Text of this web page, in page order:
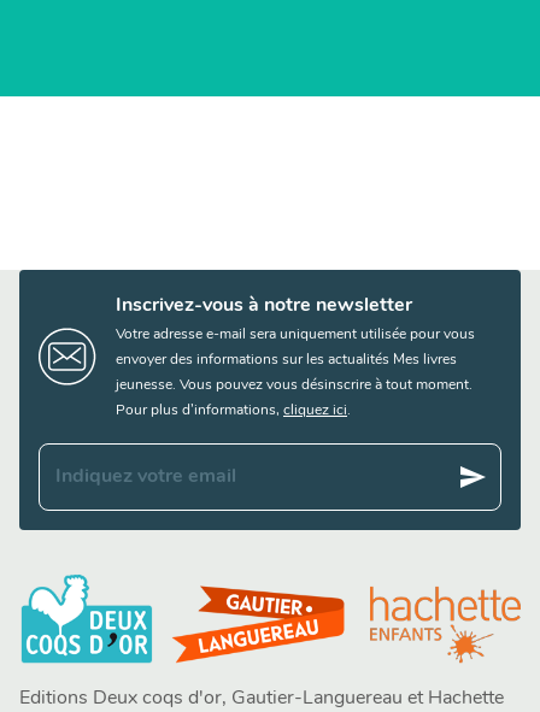
Inscrivez-vous à notre newsletter
Votre adresse e-mail sera uniquement utilisée pour vous
envoyer des informations sur les actualités Mes livres
jeunesse. Vous pouvez vous désinscrire à tout moment.
Pour plus d’informations, cliquez ici.
Indiquez votre email send
Editions Deux coqs d'or, Gautier-Languereau et Hachette